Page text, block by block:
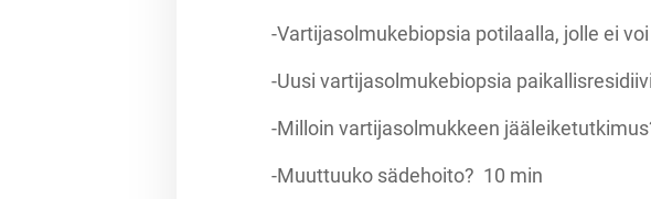
-Vartijasolmukebiopsia potilaalla, jolle ei
-Uusi vartijasolmukebiopsia
-Milloin vartijasolmukkeen
-Muuttuuko sädehoito? 10 min